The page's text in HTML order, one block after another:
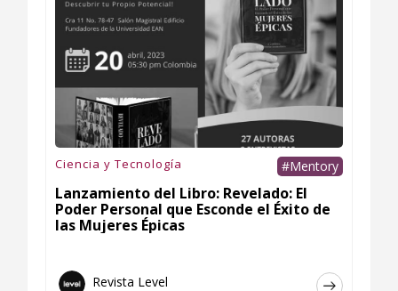
Ciencia y Tecnología #Mentory
Lanzamiento del Libro: Revelado: El
Poder Personal que Esconde el Éxito de
las Mujeres Épicas
Revista Level